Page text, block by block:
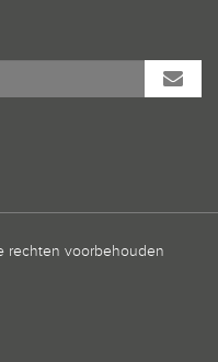
rechten voorbehouden